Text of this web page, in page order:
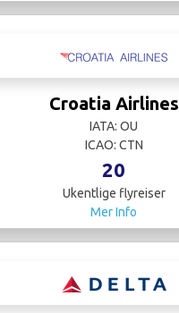
Croatia Airlines
IATA: OU
ICAO: CTN
20
Ukentlige flyreiser
Mer Info